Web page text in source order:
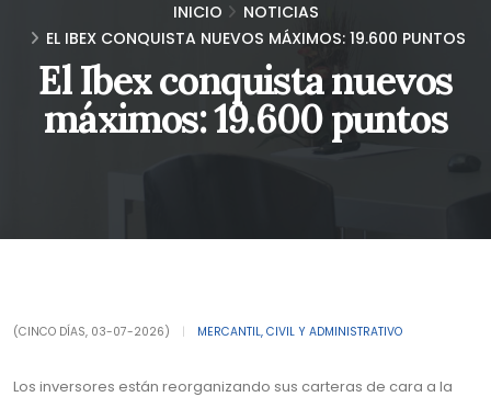
INICIO
NOTICIAS
EL IBEX CONQUISTA NUEVOS MÁXIMOS: 19.600 PUNTOS
El Ibex conquista nuevos
máximos: 19.600 puntos
(CINCO DÍAS, 03-07-2026) MERCANTIL, CIVIL Y ADMINISTRATIVO
Los inversores están reorganizando sus carteras de cara a la